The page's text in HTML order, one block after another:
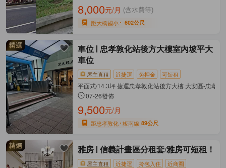
8,000元/月 (含水費等)
距大橋國小 602公尺
車位
忠孝敦化站後方大樓室內坡平大
車位
屋主直租 近捷運 免押金 可短租
平面式/14.3坪 捷運忠孝敦化站後方大樓 大安區-忠孝東
07-26發佈
9,500元/月
距忠孝敦化 板南線 89公尺
雅房 信義計畫區分租套/雅房可短租！
屋主直租 近捷運 拎包入住 近商圈